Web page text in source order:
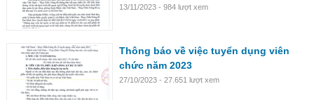
tuyển chức danh lãnh đạo, quản lý các
13/11/2023 - 984 lượt xem
Thông báo về việc tuyển dụng viên
chức năm 2023
27/10/2023 - 27.651 lượt xem